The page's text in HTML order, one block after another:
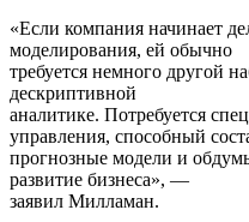
«Если компания начинает
моделирования, ей обычно
требуется немного другой
дескриптивной
аналитике. Потребуется
управления, способный
прогнозные модели и
развитие бизнеса», —
заявил Милламан.